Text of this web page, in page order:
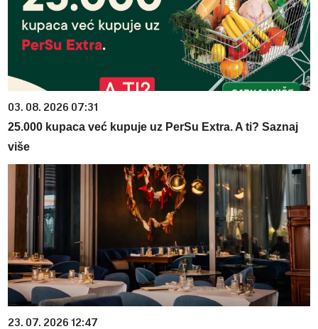
03. 08. 2026 07:31
25.000 kupaca već kupuje uz PerSu Extra. A ti? Saznaj
više
23. 07. 2026 12:47